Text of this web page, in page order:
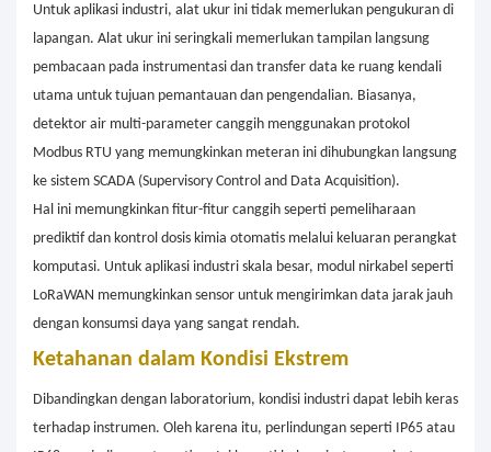
Untuk aplikasi industri, alat ukur ini tidak memerlukan pengukuran di
lapangan. Alat ukur ini seringkali memerlukan tampilan langsung
pembacaan pada instrumentasi dan transfer data ke ruang kendali
utama untuk tujuan pemantauan dan pengendalian. Biasanya,
detektor air multi-parameter canggih menggunakan protokol
Modbus RTU yang memungkinkan meteran ini dihubungkan langsung
ke sistem SCADA (Supervisory Control and Data Acquisition).
Hal ini memungkinkan fitur-fitur canggih seperti pemeliharaan
prediktif dan kontrol dosis kimia otomatis melalui keluaran perangkat
komputasi. Untuk aplikasi industri skala besar, modul nirkabel seperti
LoRaWAN memungkinkan sensor untuk mengirimkan data jarak jauh
dengan konsumsi daya yang sangat rendah.
Ketahanan dalam Kondisi Ekstrem
Dibandingkan dengan laboratorium, kondisi industri dapat lebih keras
terhadap instrumen. Oleh karena itu, perlindungan seperti IP65 atau